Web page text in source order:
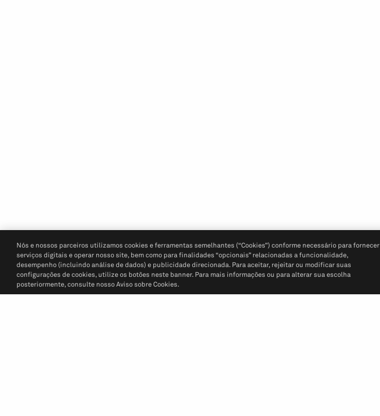
Nós e nossos parceiros utilizamos cookies e ferramentas semelhantes (“Cookies”) conforme necessário para fornecer
serviços digitais e operar nosso site, bem como para finalidades “opcionais” relacionadas a funcionalidade,
desempenho (incluindo análise de dados) e publicidade direcionada. Para aceitar, rejeitar ou modificar suas
configurações de cookies, utilize os botões neste banner. Para mais informações ou para alterar sua escolha
posteriormente, consulte nosso Aviso sobre Cookies.